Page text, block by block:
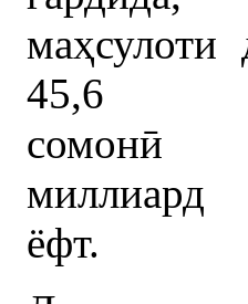
маҳсулоти
45,6
ёфт.